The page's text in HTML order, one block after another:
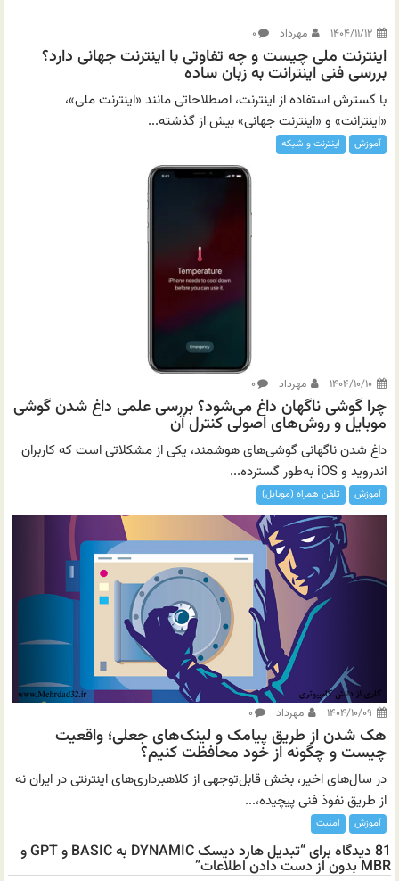
۱۴۰۴/۱۱/۱۲ مهرداد ۰
اینترنت ملی چیست و چه تفاوتی با اینترنت جهانی دارد؟
بررسی فنی اینترانت به زبان ساده
با گسترش استفاده از اینترنت، اصطلاحاتی مانند «اینترنت ملی»،
«اینترانت» و «اینترنت جهانی» بیش از گذشته...
آموزش اینترنت و شبکه
مهرداد ۰
چرا گوشی ناگهان داغ می‌شود؟ بررسی علمی داغ شدن گوشی
موبایل و روش‌های اصولی کنترل آن
داغ شدن ناگهانی گوشی‌های هوشمند، یکی از مشکلاتی است که کاربران
اندروید و iOS به‌طور گسترده...
آموزش تلفن همراه (موبایل)
مهرداد ۰
هک شدن از طریق پیامک و لینک‌های جعلی؛ واقعیت
چیست و چگونه از خود محافظت کنیم؟
در سال‌های اخیر، بخش قابل‌توجهی از کلاهبرداری‌های اینترنتی در ایران نه
از طریق نفوذ فنی پیچیده،...
آموزش امنیت
81 دیدگاه برای “تبدیل هارد دیسک DYNAMIC به BASIC و GPT و
MBR بدون از دست دادن اطلاعات”